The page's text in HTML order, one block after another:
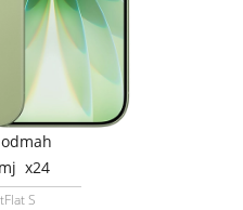
x24
S